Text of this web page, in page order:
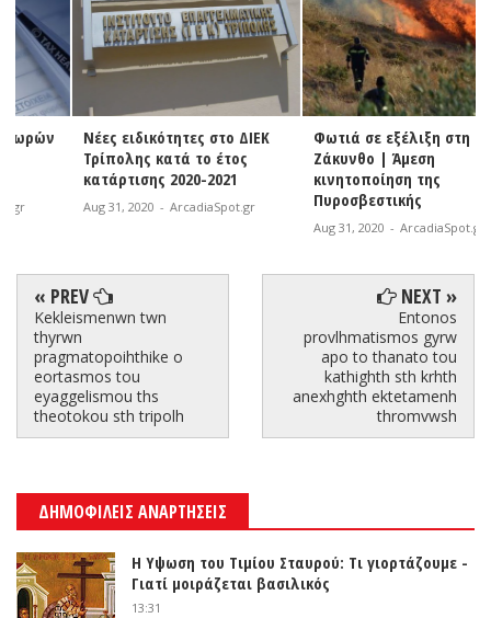
Νέες ειδικότητες στο ΔΙΕΚ
Τρίπολης κατά το έτος
κατάρτισης 2020-2021
Aug 31, 2020 - ArcadiaSpot.gr
Φωτιά σε εξέλιξη στη
Ζάκυνθο | Άμεση
κινητοποίηση της
Πυροσβεστικής
Aug 31, 2020 - ArcadiaSpot.gr
« PREV
Kekleismenwn twn
thyrwn
pragmatopoihthike o
eortasmos tou
eyaggelismou ths
theotokou sth tripolh
NEXT »
Entonos
provlhmatismos gyrw
apo to thanato tou
kathighth sth krhth
anexhghth ektetamenh
thromvwsh
ΔΗΜΟΦΙΛΕΙΣ ΑΝΑΡΤΗΣΕΙΣ
Η Υψωση του Τιμίου Σταυρού: Τι γιορτάζουμε -
Γιατί μοιράζεται βασιλικός
13:31